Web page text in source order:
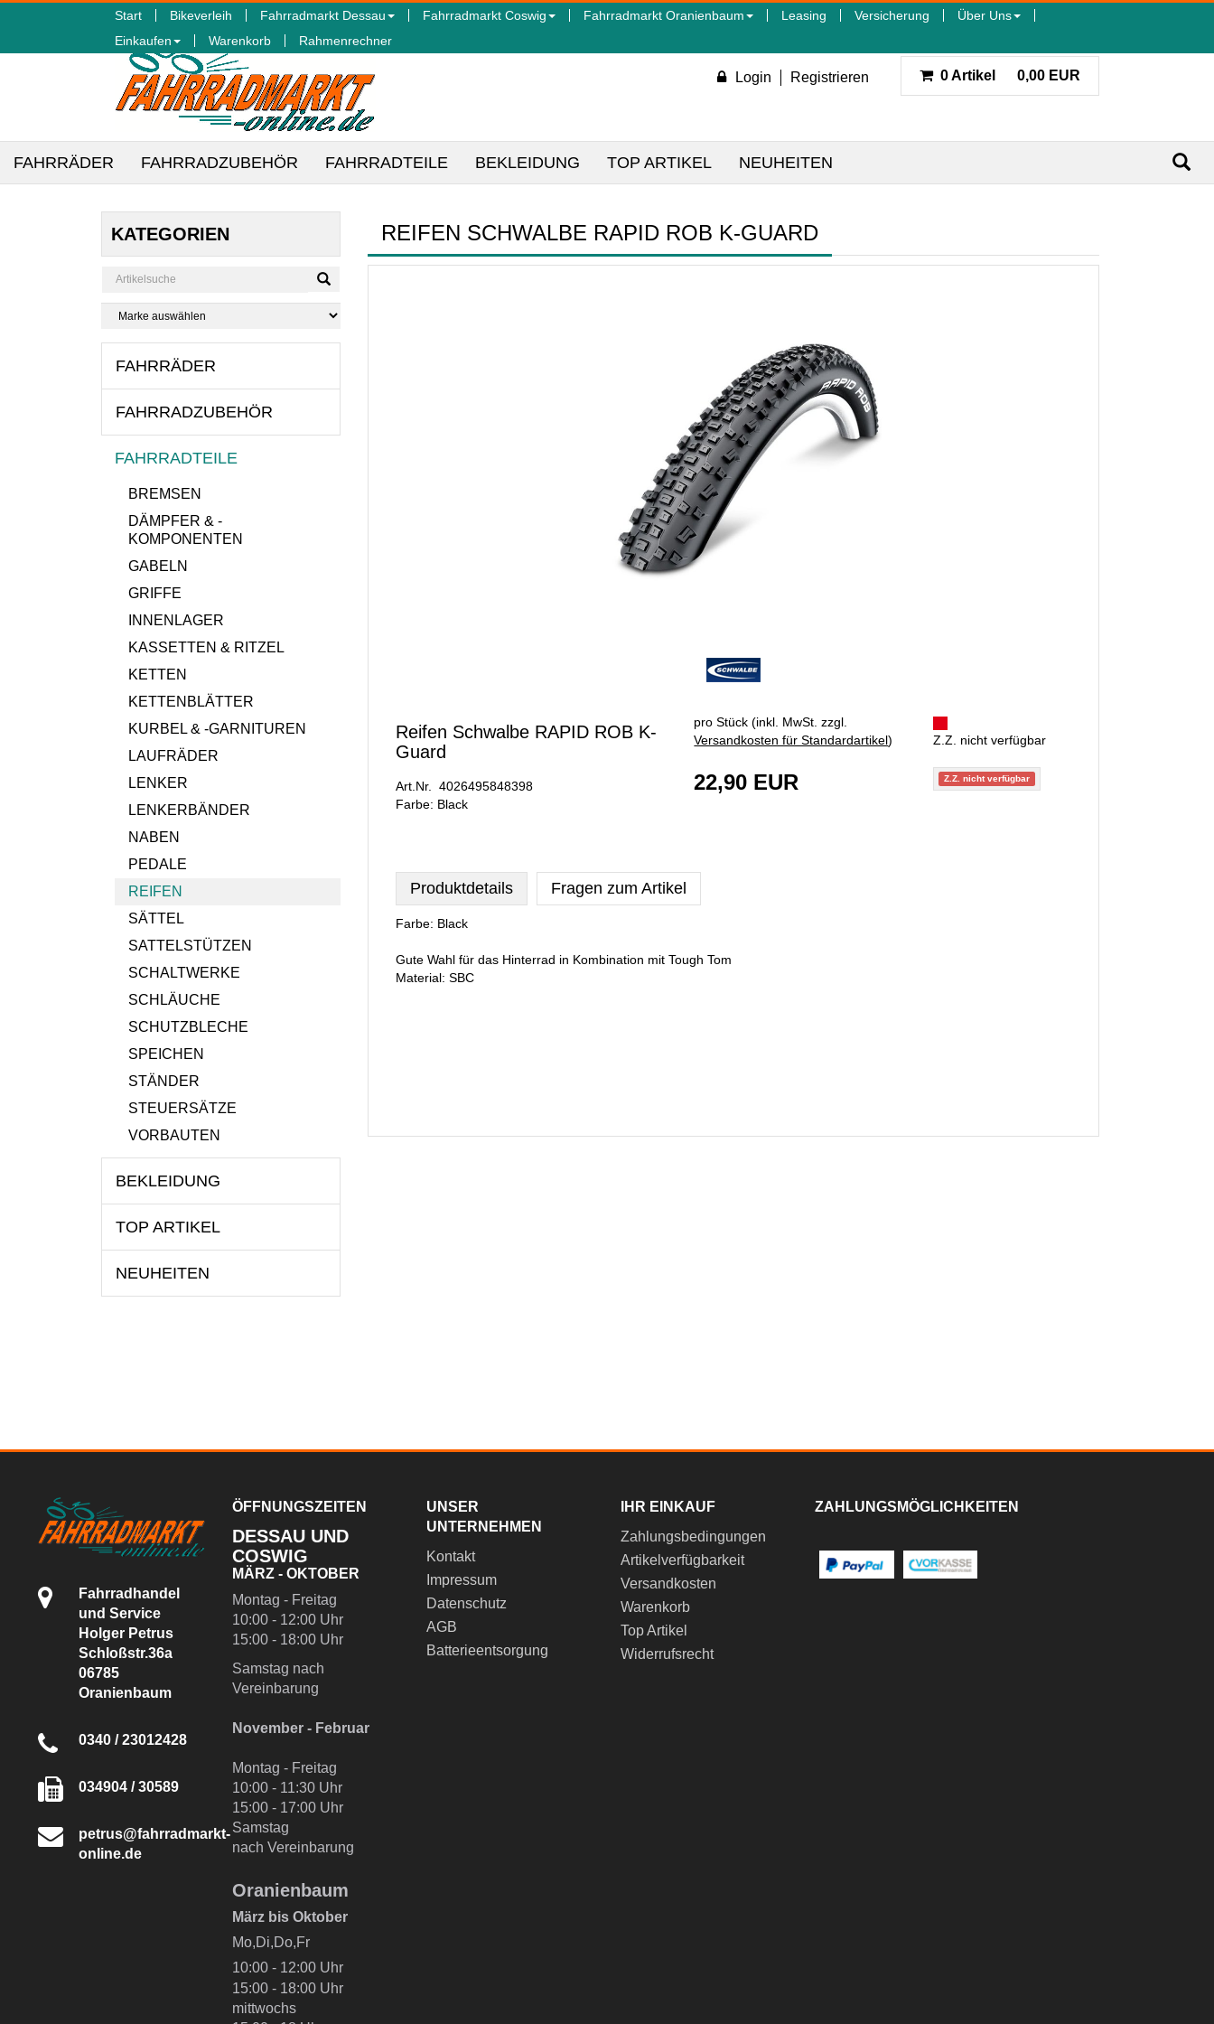
Start Bikeverleih Fahrradmarkt Dessau Fahrradmarkt Coswig Fahrradmarkt Oranienbaum Leasing Versicherung
Über Uns
Einkaufen
Warenkorb Rahmenrechner
Login Registrieren 0 Artikel 0,00 EUR
FAHRRÄDER FAHRRADZUBEHÖR FAHRRADTEILE BEKLEIDUNG TOP ARTIKEL NEUHEITEN
KATEGORIEN
FAHRRÄDER
FAHRRADZUBEHÖR
FAHRRADTEILE
BREMSEN
DÄMPFER & -
KOMPONENTEN
GABELN
GRIFFE
INNENLAGER
KASSETTEN & RITZEL
KETTEN
KETTENBLÄTTER
KURBEL & -GARNITUREN
LAUFRÄDER
LENKER
LENKERBÄNDER
NABEN
PEDALE
REIFEN
SÄTTEL
SATTELSTÜTZEN
SCHALTWERKE
SCHLÄUCHE
SCHUTZBLECHE
SPEICHEN
STÄNDER
STEUERSÄTZE
VORBAUTEN
BEKLEIDUNG
TOP ARTIKEL
NEUHEITEN
REIFEN SCHWALBE RAPID ROB K-GUARD
Reifen Schwalbe RAPID ROB K-
Guard
Art.Nr. 4026495848398
Farbe: Black
pro Stück (inkl. MwSt. zzgl.
Versandkosten für Standardartikel)
22,90 EUR
Z.Z. nicht verfügbar
Z.Z. nicht verfügbar
Produktdetails Fragen zum Artikel
Farbe: Black
Gute Wahl für das Hinterrad in Kombination mit Tough Tom
Material: SBC
Fahrradhandel
und Service
Holger Petrus
Schloßstr.36a
06785
Oranienbaum
0340 / 23012428
034904 / 30589
petrus@fahrradmarkt-
online.de
ÖFFNUNGSZEITEN
DESSAU UND
COSWIG
MÄRZ - OKTOBER
Montag - Freitag
10:00 - 12:00 Uhr
15:00 - 18:00 Uhr
Samstag nach
Vereinbarung
November - Februar
Montag - Freitag
10:00 - 11:30 Uhr
15:00 - 17:00 Uhr
Samstag
nach Vereinbarung
Oranienbaum
März bis Oktober
Mo,Di,Do,Fr
10:00 - 12:00 Uhr
15:00 - 18:00 Uhr
mittwochs
UNSER
UNTERNEHMEN
Kontakt
Impressum
Datenschutz
AGB
Batterieentsorgung
IHR EINKAUF
Zahlungsbedingungen
Artikelverfügbarkeit
Versandkosten
Warenkorb
Top Artikel
Widerrufsrecht
ZAHLUNGSMÖGLICHKEITEN